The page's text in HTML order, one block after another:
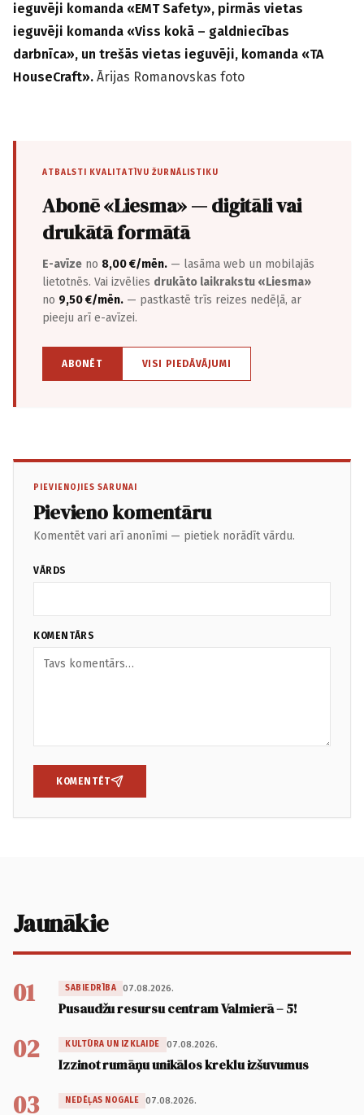
ieguvēji komanda «EMT Safety», pirmās vietas
ieguvēji komanda «Viss kokā – galdniecības
darbnīca», un trešās vietas ieguvēji, komanda «TA
HouseCraft». Ārijas Romanovskas foto
ATBALSTI KVALITATĪVU ŽURNĀLISTIKU
Abonē «Liesma» — digitāli vai
drukātā formātā
E-avīze no 8,00 €/mēn. — lasāma web un mobilajās
lietotnēs. Vai izvēlies drukāto laikrakstu «Liesma»
no 9,50 €/mēn. — pastkastē trīs reizes nedēļā, ar
pieeju arī e-avīzei.
ABONĒT VISI PIEDĀVĀJUMI
PIEVIENOJIES SARUNAI
Pievieno komentāru
Komentēt vari arī anonīmi — pietiek norādīt vārdu.
VĀRDS
KOMENTĀRS
KOMENTĒT
Jaunākie
01 SABIEDRĪBA 07.08.2026.
Pusaudžu resursu centram Valmierā – 5!
02 KULTŪRA UN IZKLAIDE 07.08.2026.
Izzinot rumāņu unikālos kreklu izšuvumus
03 NEDĒĻAS NOGALE 07.08.2026.